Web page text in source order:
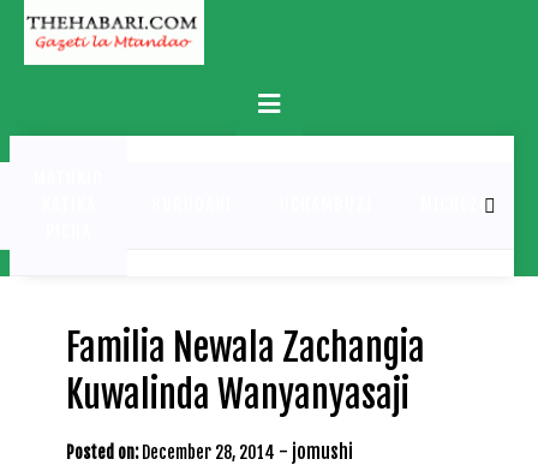
Skip
content
Primary
Menu
MICHEZO
Familia Newala Zachangia
Kuwalinda Wanyanyasaji
Posted on: December 28, 2014 - jomushi